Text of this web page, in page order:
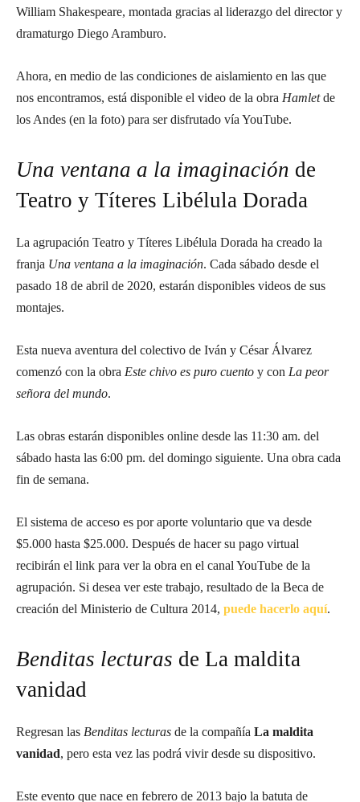
William Shakespeare, montada gracias al liderazgo del director y
dramaturgo Diego Aramburo.
Ahora, en medio de las condiciones de aislamiento en las que
nos encontramos, está disponible el video de la obra Hamletde
los Andes (en la foto) para ser disfrutado vía YouTube.
Una ventana a la imaginación de
Teatro y Títeres Libélula Dorada
La agrupación Teatro y Títeres Libélula Dorada ha creado la
franja Una ventana a la imaginación. Cada sábado desde el
pasado 18 de abril de 2020, estarán disponibles videos de sus
montajes.
Esta nueva aventura del colectivo de Iván y César Álvarez
comenzó con la obra Este chivo es puro cuento y con La peor
señora del mundo.
Las obras estarán disponibles online desde las 11:30 am. del
sábado hasta las 6:00 pm. del domingo siguiente. Una obra cada
fin de semana.
El sistema de acceso es por aporte voluntario que va desde
$5.000 hasta $25.000. Después de hacer su pago virtual
recibirán el link para ver la obra en el canal YouTube de la
agrupación. Si desea ver este trabajo, resultado de la Beca de
creación del Ministerio de Cultura 2014, puede hacerlo aquí.
Benditas lecturas de La maldita
vanidad
Regresan las Benditas lecturas de la compañía La maldita
vanidad, pero esta vez las podrá vivir desde su dispositivo.
Este evento que nace en febrero de 2013 bajo la batuta de